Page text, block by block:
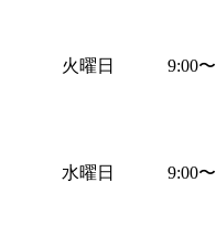
火曜日
水曜日
9:00〜
9:00〜